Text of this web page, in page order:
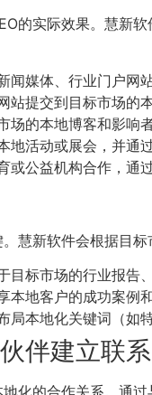
的实际效果。慧新
闻媒体、行业门户网
站提交到目标市场的
场的本地博客和影响
地活动或展会，并通
或公益机构合作，通
慧新软件会根据目
目标市场的行业报告
本地客户的成功案例
局本地化关键词（如
伴建立联系